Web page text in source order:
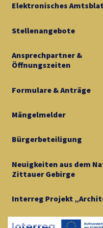
Elektronisches
Stellenangebote
Ansprechpartner &
Öffnungszeiten
Formulare & Anträge
Mängelmelder
Bürgerbeteiligung
Neuigkeiten aus dem
Zittauer Gebirge
Interreg Projekt